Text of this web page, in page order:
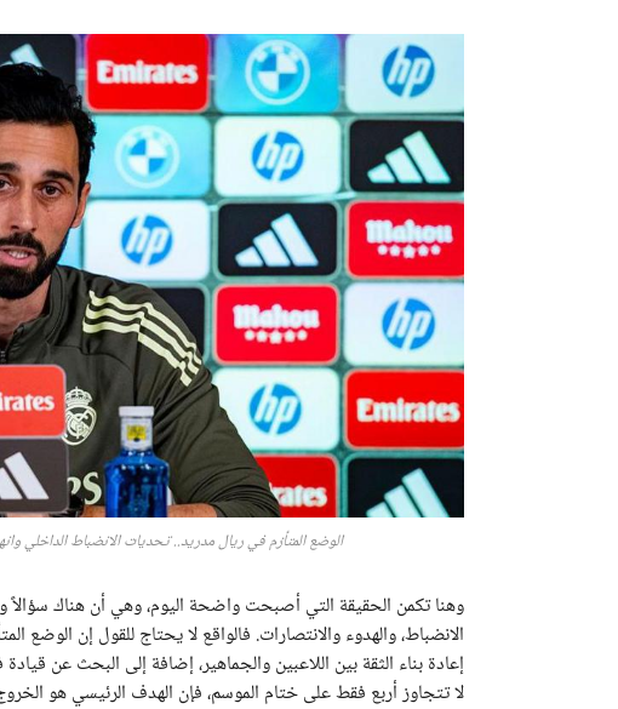
الوضع المتأزم في ريال مدريد.. تحديات الانضباط الداخلي
وهنا تكمن الحقيقة التي أصبحت واضحة اليوم، وهي أن هناك سؤالاً
الانضباط، والهدوء والانتصارات. فالواقع لا يحتاج للقول إن الوضع
إعادة بناء الثقة بين اللاعبين والجماهير، إضافة إلى البحث عن
لا تتجاوز أربع فقط على ختام الموسم، فإن الهدف الرئيسي هو